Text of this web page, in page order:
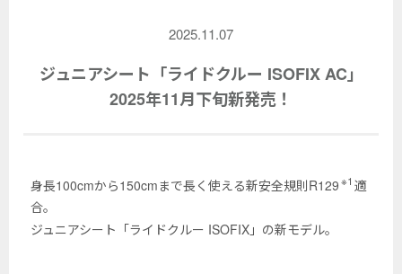
2025.11.07
ジュニアシート「ライドクルー ISOFIX AC」
2025年11月下旬新発売！
身長100cmから150cmまで長く使える新安全規則R129※1 適
合。
ジュニアシート「ライドクルー ISOFIX」の新モデル。